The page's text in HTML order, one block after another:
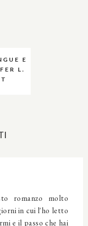
E
L.
romanzo molto
in cui l'ho letto
e il passo che hai